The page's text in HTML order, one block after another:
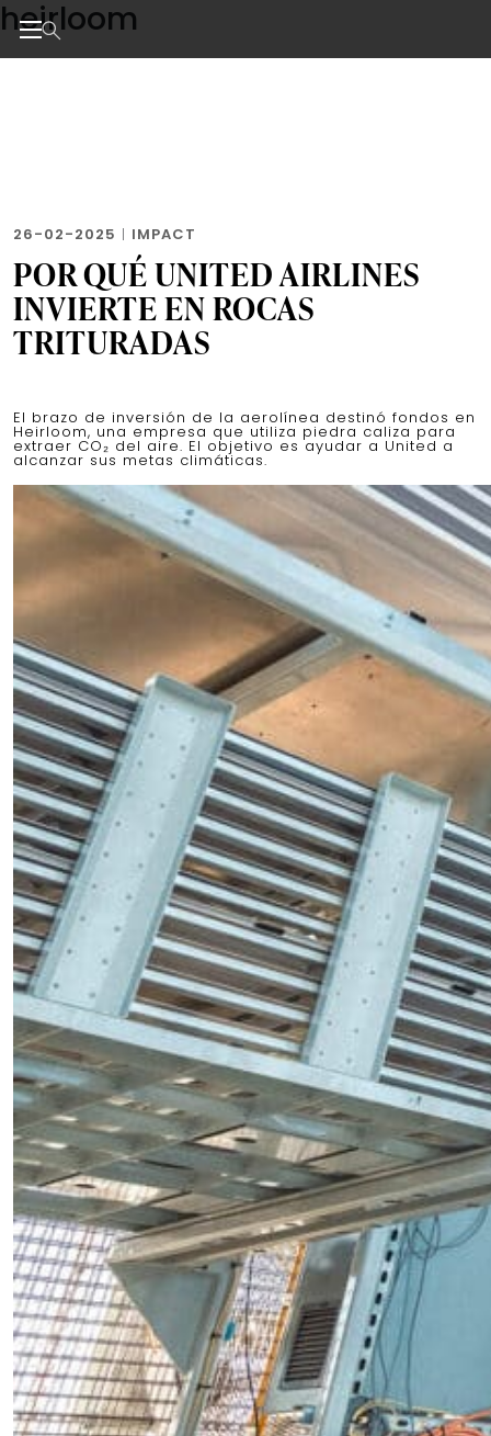
Skip
to
the
heirloom
26-02-2025 | IMPACT
POR QUÉ UNITED AIRLINES
INVIERTE EN ROCAS
TRITURADAS
El brazo de inversión de la aerolínea destinó fondos en
Heirloom, una empresa que utiliza piedra caliza para
extraer CO₂ del aire. El objetivo es ayudar a United a
alcanzar sus metas climáticas.